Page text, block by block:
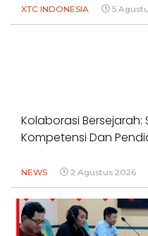
XTC INDONESIA 5
Kolaborasi Bersejarah:
Kompetensi Dan
NEWS 2 Agustus 2026